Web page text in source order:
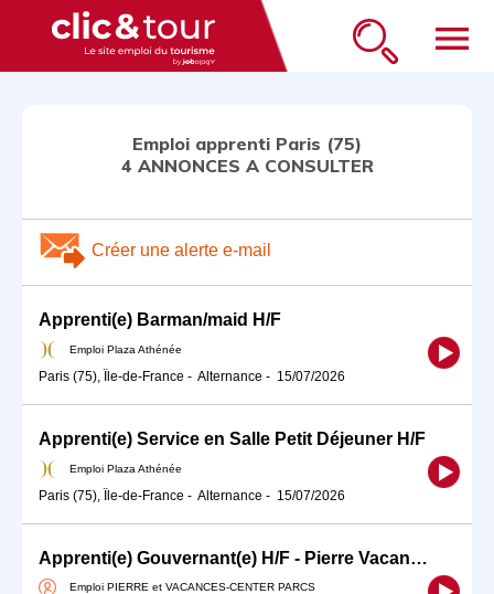
menu
Emploi apprenti Paris (75)
4 ANNONCES A CONSULTER
Créer une alerte e-mail
Apprenti(e) Barman/maid H/F
Emploi Plaza Athénée
Paris (75), Île-de-France - Alternance - 15/07/2026
Apprenti(e) Service en Salle Petit Déjeuner H/F
Emploi Plaza Athénée
Paris (75), Île-de-France - Alternance - 15/07/2026
Apprenti(e) Gouvernant(e) H/F - Pierre Vacances
Emploi PIERRE et VACANCES-CENTER PARCS